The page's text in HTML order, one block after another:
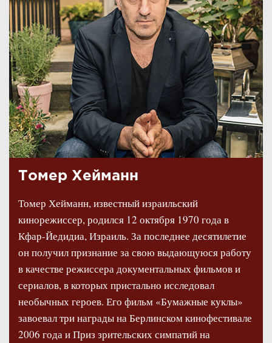
Томер Хейманн
Томер Хейманн, известный израильский
кинорежиссер, родился 12 октября 1970 года в
Кфар-Йедидиа, Израиль. За последнее десятилетие
он получил признание за свою выдающуюся работу
в качестве режиссера документальных фильмов и
сериалов, в которых пристально исследовал
необычных героев. Его фильм «Бумажные куклы»
завоевал три награды на Берлинском кинофестивале
2006 года и Приз зрительских симпатий на